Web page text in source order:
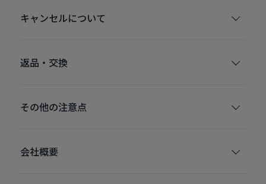
キャンセルについて
返品・交換
その他の注意点
会社概要